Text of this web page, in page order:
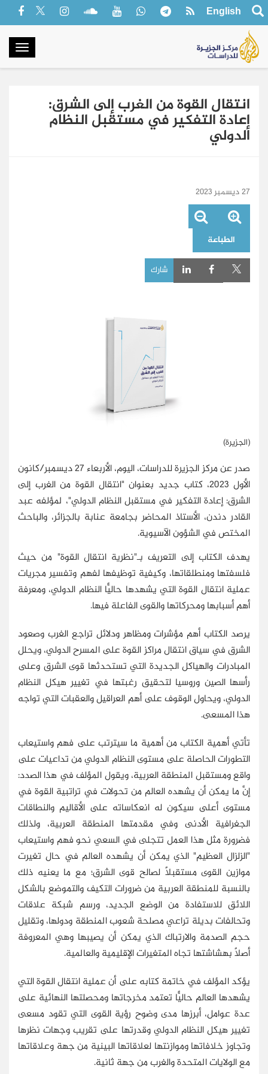
English
انتقال القوة من الغرب إلى الشرق:
إعادة التفكير في مستقبل النظام
الدولي
27 ديسمبر 2023
الطباعة
شارك
(الجزيرة)
صدر عن مركز الجزيرة للدراسات، اليوم، الأربعاء 27 ديسمبر/كانون
الأول 2023، كتاب جديد بعنوان "انتقال القوة من الغرب إلى
الشرق: إعادة التفكير في مستقبل النظام الدولي"، لمؤلفه عبد
القادر دندن، الأستاذ المحاضر بجامعة عنابة بالجزائر، والباحث
المختص في الشؤون الآسيوية.
يهدف الكتاب إلى التعريف بـ"نظرية انتقال القوة" من حيث
فلسفتها ومنطلقاتها، وكيفية توظيفها لفهم وتفسير مجريات
عملية انتقال القوة التي يشهدها حاليًّا النظام الدولي، ومعرفة
أهم أسبابها ومحركاتها والقوى الفاعلة فيها.
يرصد الكتاب أهم مؤشرات ومظاهر ودلائل تراجع الغرب وصعود
الشرق في سياق انتقال مراكز القوة على المسرح الدولي، ويحلل
المبادرات والهياكل الجديدة التي تستحدثها قوى الشرق وعلى
رأسها الصين وروسيا لتحقيق رغبتها في تغيير هيكل النظام
الدولي، ويحاول الوقوف على أهم العراقيل والعقبات التي تواجه
هذا المسعى.
تأتي أهمية الكتاب من أهمية ما سيترتب على فهم واستيعاب
التطورات الحاصلة على مستوى النظام الدولي من تداعيات على
واقع ومستقبل المنطقة العربية، ويقول المؤلف في هذا الصدد:
إنَّ ما يمكن أن يشهده العالم من تحولات في تراتبية القوة في
مستوى أعلى سيكون له انعكاساته على الأقاليم والنطاقات
الجغرافية الأدنى وفي مقدمتها المنطقة العربية، ولذلك
فضرورة مثل هذا العمل تتجلى في السعي نحو فهم واستيعاب
"الزلزال العظيم" الذي يمكن أن يشهده العالم في حال تغيرت
موازين القوى مستقبلًا لصالح قوى الشرق؛ مع ما يعنيه ذلك
بالنسبة للمنطقة العربية من ضرورات التكيف والتموضع بالشكل
اللائق للاستفادة من الوضع الجديد، ورسم شبكة علاقات
وتحالفات بديلة تراعي مصلحة شعوب المنطقة ودولها، وتقليل
حجم الصدمة والارتباك الذي يمكن أن يصيبها وهي المعروفة
أصلًا بهشاشتها تجاه المتغيرات الإقليمية والعالمية.
يؤكد المؤلف في خاتمة كتابه على أن عملية انتقال القوة التي
يشهدها العالم حاليًّا تعتمد مخرجاتها ومحصلتها النهائية على
عدة عوامل، أبرزها مدى وضوح رؤية القوى التي تقود مسعى
تغيير هيكل النظام الدولي وقدرتها على تقريب وجهات نظرها
وتجاوز خلافاتها وموازنتها لعلاقاتها البينية من جهة وعلاقاتها
مع الولايات المتحدة والغرب من جهة ثانية.